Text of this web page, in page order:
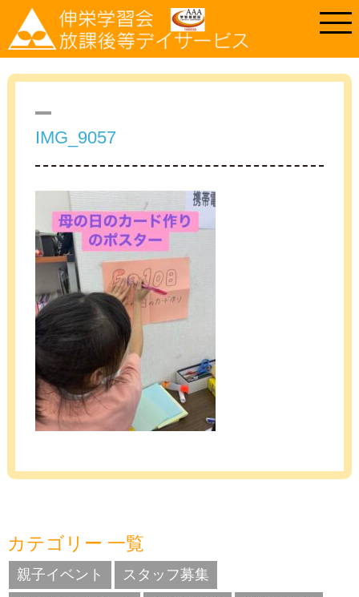
IMG_9057
カテゴリー 一覧
親子イベント
スタッフ募集